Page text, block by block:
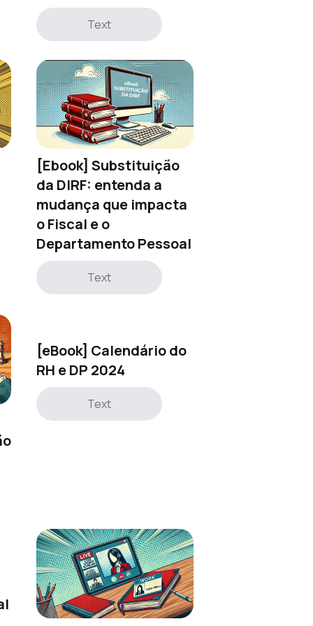
Text
[Ebook] Substituição
da DIRF: entenda a
mudança que impacta
o Fiscal e o
Departamento Pessoal
Text
[eBook] Calendário do
RH e DP 2024
Text